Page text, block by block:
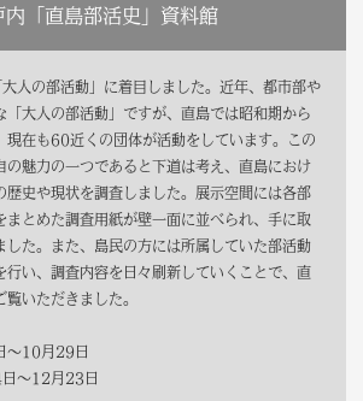
内「直島部活史」資料館
人の部活動」に着目しました。近年、都市部や
「大人の部活動」ですが、直島では昭和期から
現在も60近くの団体が活動をしています。この
の魅力の一つであると下道は考え、直島におけ
歴史や現状を調査しました。展示空間には各部
まとめた調査用紙が壁一面に並べられ、手に取
した。また、島民の方には所属していた部活動
行い、調査内容を日々刷新していくことで、直
覧いただきました。
～10月29日
12月23日